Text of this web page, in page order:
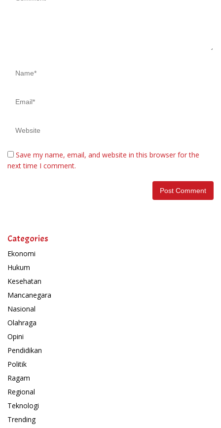
Save my name, email, and website in this browser for the
next time I comment.
Categories
Ekonomi
Hukum
Kesehatan
Mancanegara
Nasional
Olahraga
Opini
Pendidikan
Politik
Ragam
Regional
Teknologi
Trending